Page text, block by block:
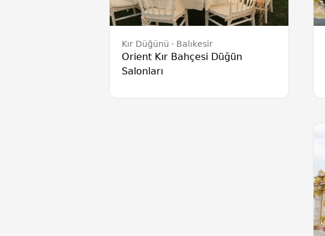
Kır Düğünü Balıkesir
Orient Kır Bahçesi Düğün
Salonları